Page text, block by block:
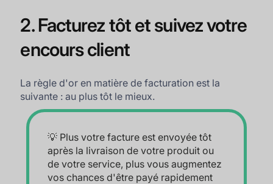
2. Facturez tôt et suivez votre
encours client
La règle d'or en matière de facturation est la
suivante : au plus tôt le mieux.
💡 Plus votre facture est envoyée tôt
après la livraison de votre produit ou
de votre service, plus vous augmentez
vos chances d'être payé rapidement